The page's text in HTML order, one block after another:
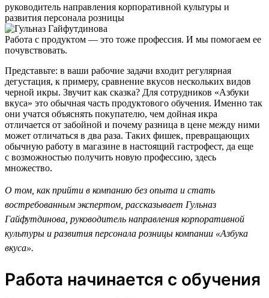
руководитель направления корпоративной культуры и
развития персонала розницы
Работа с продуктом — это тоже профессия. И мы помогаем ее
почувствовать.
Представьте: в ваши рабочие задачи входит регулярная
дегустация, к примеру, сравнение вкусов нескольких видов
черной икры. Звучит как сказка? Для сотрудников «Азбуки
вкуса» это обычная часть продуктового обучения. Именно так
они учатся объяснять покупателю, чем дойная икра
отличается от забойной и почему разница в цене между ними
может отличаться в два раза. Таких фишек, превращающих
обычную работу в магазине в настоящий гастрофест, да еще
с возможностью получить новую профессию, здесь
множество.
О том, как прийти в компанию без опыта и стать
востребованным экспертом, рассказывает Гульназ
Гайфутдинова, руководитель направления корпоративной
культуры и развития персонала розницы компании «Азбука
вкуса».
Работа начинается с обучения